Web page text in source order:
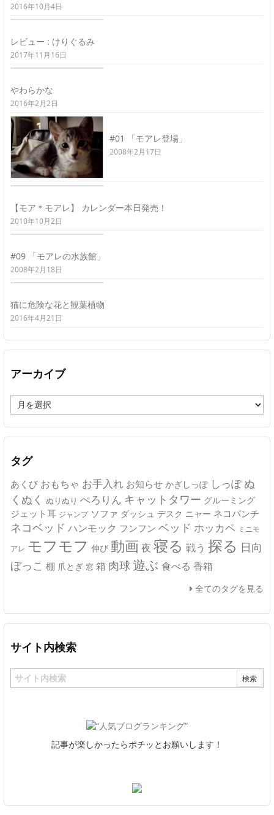
2016年10月4日
レビュー : けりぐるみ
2017年11月16日
やわらかな
2016年2月2日
#01 「モアレ登場」
2008年2月17日
【モア＊モアレ】 カレンダー本日発売！
2010年10月2日
#09 「モアレの水族館」
2008年2月18日
猫に危険な花と観葉植物
2016年4月21日
アーカイブ
ー
カ
イ
タグ
あくび おもちゃ お手入れ お知らせ かぎしっぽ しっぽ ぬ
くぬく ぬりぬり ぺろりん キャットタワー グルーミング
ジェット耳 ジャンプ ソファ ダッシュ デスク ニャー ネコパンチ
ネコベッド ハンモック フンフン ベッド ホッカペ ミニモ
アレ モフモフ 伸び 動画 夜 寝る 戦う 探る 日向
ぼっこ 棚 爪とぎ 窓 箱 肉球 遊ぶ 食べる 香箱
全てのタグを見る
サイト内検索
記事が楽しかったらポチッとお願いします！